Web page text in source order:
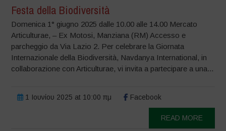
Festa della Biodiversità
Domenica 1° giugno 2025 dalle 10.00 alle 14.00 Mercato
Articulturae, – Ex Motosi, Manziana (RM) Accesso e
parcheggio da Via Lazio 2. Per celebrare la Giornata
Internazionale della Biodiversità, Navdanya International, in
collaborazione con Articulturae, vi invita a partecipare a una...
1 Ιουνίου 2025 at 10:00 πμ Facebook
READ MORE